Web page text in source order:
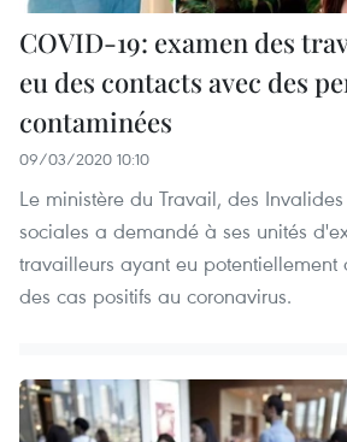
COVID-19: examen des
eu des contacts avec des
contaminées
09/03/2020 10:10
Le ministère du Travail, des
sociales a demandé à ses unités
travailleurs ayant eu potentiellement
des cas positifs au coronavirus.